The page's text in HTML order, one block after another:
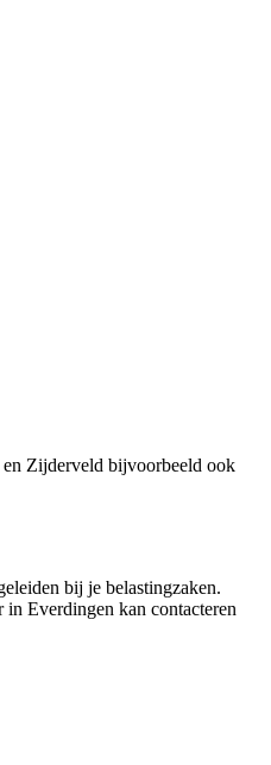
en Zijderveld bijvoorbeeld ook
bij je belastingzaken.
Everdingen kan contacteren